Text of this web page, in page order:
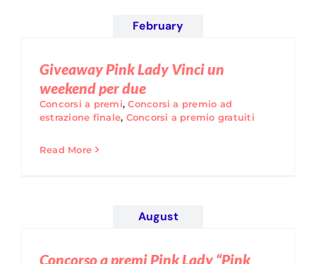
February
Giveaway Pink Lady Vinci un
weekend per due
Concorsi a premi,Concorsi a premio ad
estrazione finale, Concorsi a premio gratuiti
Read More
August
Concorso a premi Pink Lady “Pink